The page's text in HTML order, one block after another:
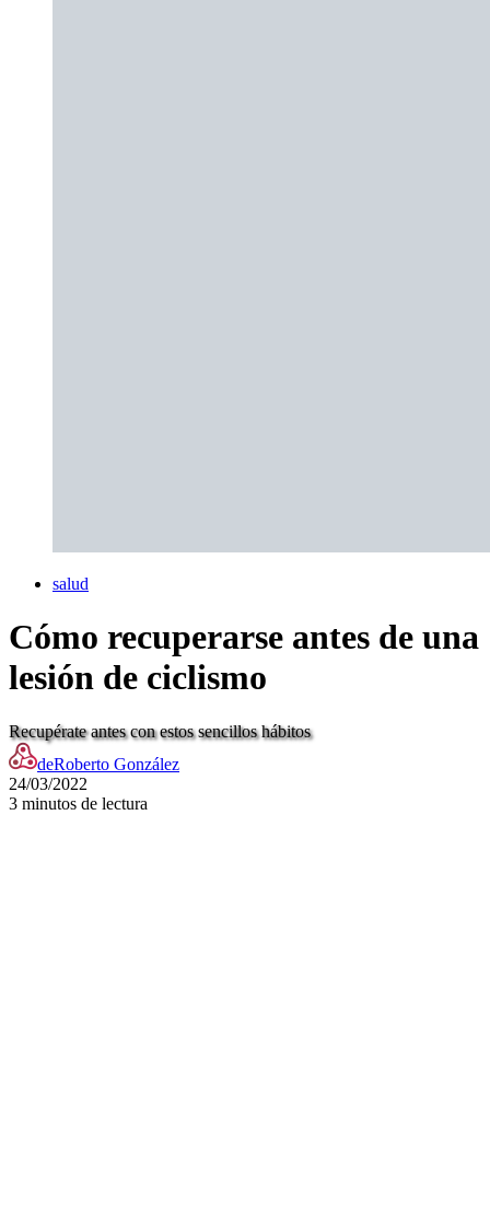
salud
Cómo recuperarse antes de una
lesión de ciclismo
Recupérate antes con estos sencillos hábitos
deRoberto González
24/03/2022
3 minutos de lectura